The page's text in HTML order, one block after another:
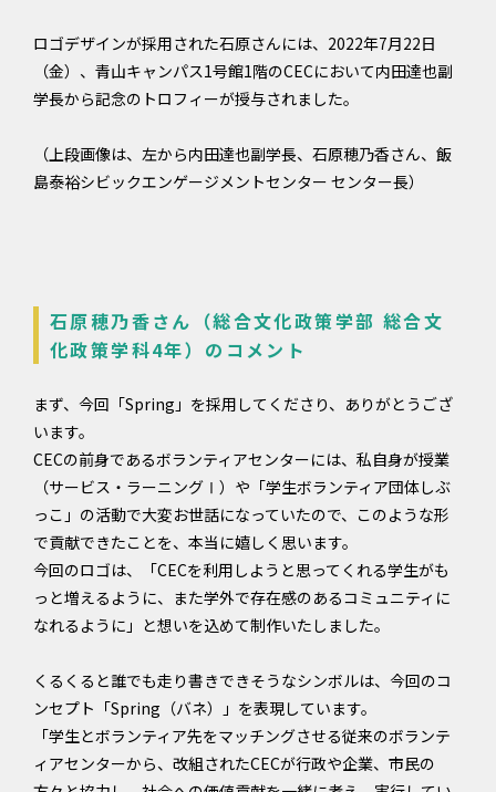
ロゴデザインが採用された石原さんには、2022年7月22日
（金）、青山キャンパス1号館1階のCECにおいて内田達也副
学長から記念のトロフィーが授与されました。
（上段画像は、左から内田達也副学長、石原穂乃香さん、飯
島泰裕シビックエンゲージメントセンター センター長）
石原穂乃香さん（総合文化政策学部 総合文
化政策学科4年）のコメント
まず、今回「Spring」を採用してくださり、ありがとうござ
います。
CECの前身であるボランティアセンターには、私自身が授業
（サービス・ラーニングⅠ）や「学生ボランティア団体しぶ
っこ」の活動で大変お世話になっていたので、このような形
で貢献できたことを、本当に嬉しく思います。
今回のロゴは、「CECを利用しようと思ってくれる学生がも
っと増えるように、また学外で存在感のあるコミュニティに
なれるように」と想いを込めて制作いたしました。
くるくると誰でも走り書きできそうなシンボルは、今回のコ
ンセプト「Spring（バネ）」を表現しています。
「学生とボランティア先をマッチングさせる従来のボランテ
ィアセンターから、改組されたCECが行政や企業、市民の